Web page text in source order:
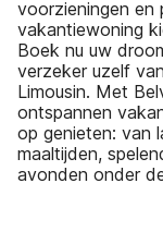
voorzieningen en
vakantiewoning
Boek nu uw
verzeker uzelf
Limousin. Met
ontspannen
op genieten: van
maaltijden,
avonden onder